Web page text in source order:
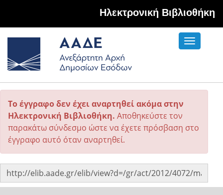
Hλεκτρονική Βιβλιοθήκη
Toggle
Το έγγραφο δεν έχει αναρτηθεί ακόμα στην
Ηλεκτρονική Βιβλιοθήκη. Αποθηκεύστε τον
παρακάτω σύνδεσμο ώστε να έχετε πρόσβαση στο
έγγραφο αυτό όταν αναρτηθεί.